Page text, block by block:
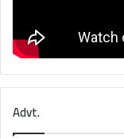
Advt.